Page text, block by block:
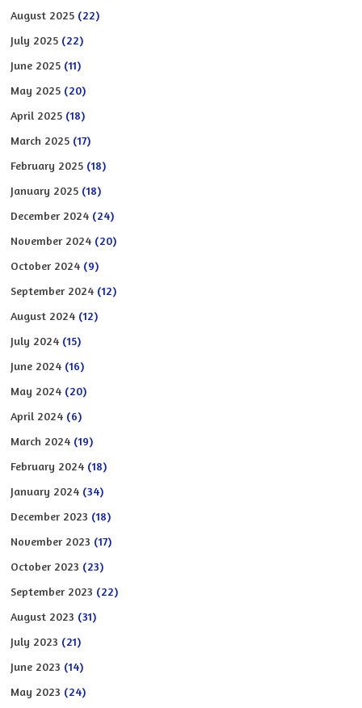
August 2025 (22)
July 2025 (22)
June 2025 (11)
May 2025 (20)
April 2025 (18)
March 2025 (17)
February 2025 (18)
January 2025 (18)
December 2024 (24)
November 2024 (20)
October 2024 (9)
September 2024 (12)
August 2024 (12)
July 2024 (15)
June 2024 (16)
May 2024 (20)
April 2024 (6)
March 2024 (19)
February 2024 (18)
January 2024 (34)
December 2023 (18)
November 2023 (17)
October 2023 (23)
September 2023 (22)
August 2023 (31)
July 2023 (21)
June 2023 (14)
May 2023 (24)